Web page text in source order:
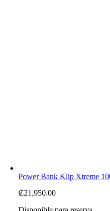
Power Bank Klip Xtreme
₡21,950.00